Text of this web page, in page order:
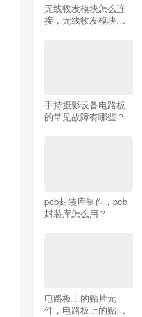
无线收发模块怎么连
接，无线收发模块怎
手持摄影设备电路板
的常见故障有哪些？
pcb封装库制作，pcb
封装库怎么用？
电路板上的贴片元
件，电路板上的贴片